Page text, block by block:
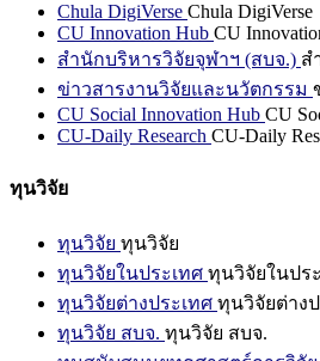
Chula DigiVerse Chula DigiVerse
CU Innovation Hub CU
สำนักบริหารวิจัยจุฬาฯ (สบจ.) ส
ข่าวสารงานวิจัยและนวัตกรรม
CU Social Innovation Hub CU
CU-Daily Research CU-Daily
ทุนวิจัย
ทุนวิจัย ทุนวิจัย
ทุนวิจัยในประเทศ ทุนวิจัยในปร
ทุนวิจัยต่างประเทศ ทุนวิจัยต่าง
ทุนวิจัย สบจ. ทุนวิจัย สบจ.